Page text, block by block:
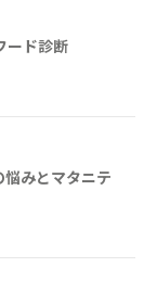
ード診断
みとマタニテ